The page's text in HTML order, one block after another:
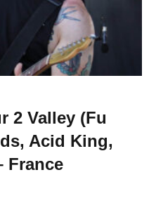
2 Valley (Fu
Acid King,
France